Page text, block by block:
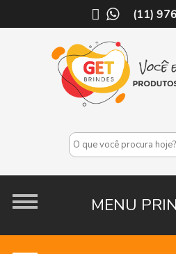
(11)